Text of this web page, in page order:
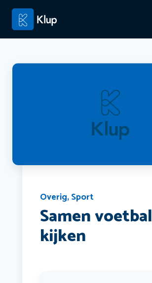
Overig,Sport
Samen voetbal
kijken